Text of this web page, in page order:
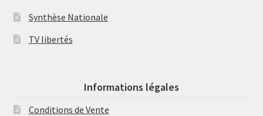
Synthèse Nationale
TV libertés
Informations légales
Conditions de Vente